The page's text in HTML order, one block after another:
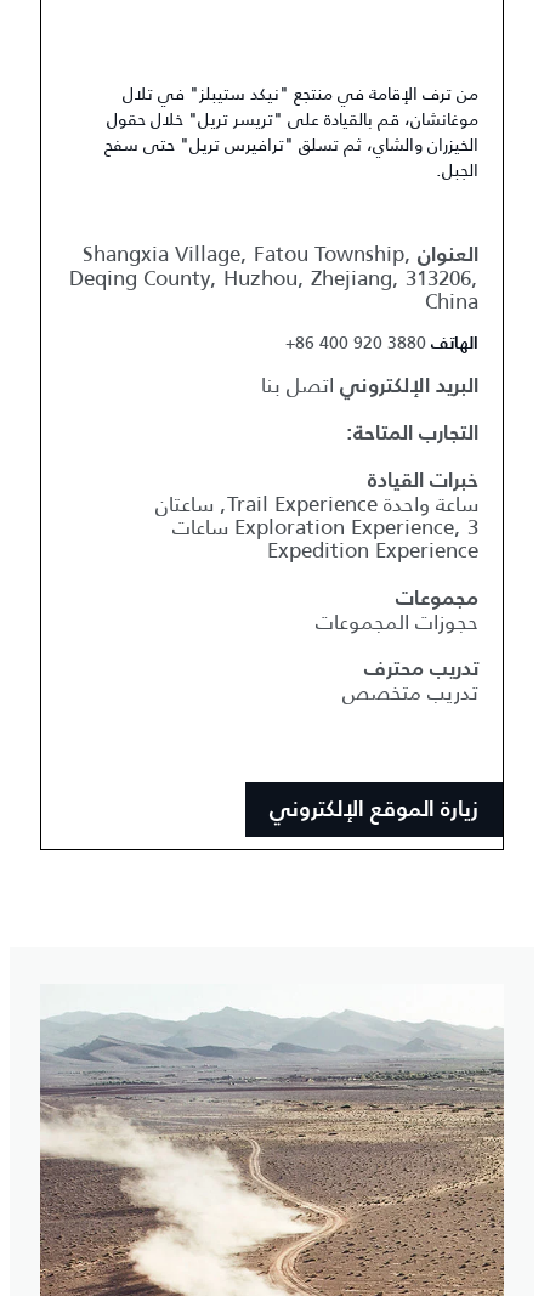
من ترف الإقامة في منتجع "نيكد ستيبلز" في تلال
موغانشان، قم بالقيادة على "تريسر تريل" خلال حقول
الخيزران والشاي، ثم تسلق "ترافيرس تريل" حتى سفح
الجبل.
العنوان Shangxia Village, Fatou Township,
Deqing County, Huzhou, Zhejiang, 313206,
China
الهاتف +86 400 920 3880
البريد الإلكتروني اتصل بنا
التجارب المتاحة:
خبرات القيادة
ساعة واحدة Trail Experience, ساعتان
Exploration Experience, 3 ساعات
Expedition Experience
مجموعات
حجوزات المجموعات
تدريب محترف
تدريب متخصص
زيارة الموقع الإلكتروني